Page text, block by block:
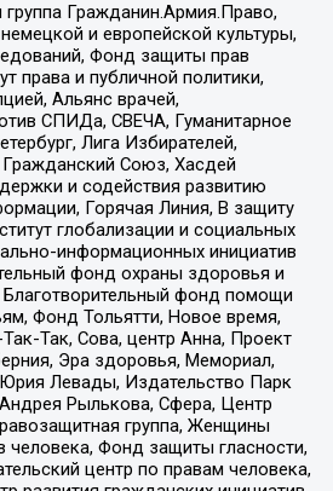
Гражданин.Армия.Право,
и европейской культуры,
Фонд защиты прав
права и публичной политики,
Альянс врачей,
СПИДа, СВЕЧА, Гуманитарное
Лига Избирателей,
Гражданский Союз, Хасдей
и содействия развитию
Горячая Линия, В защиту
глобализации и социальных
информационных инициатив
фонд охраны здоровья и
фонд помощи
Фонд Тольятти, Новое время,
Так, Сова, центр Анна, Проект
Эра здоровья, Мемориал,
Левады, Издательство Парк
Рылькова, Сфера, Центр
группа, Женщины
человека, Фонд защиты гласности,
центр по правам человека,